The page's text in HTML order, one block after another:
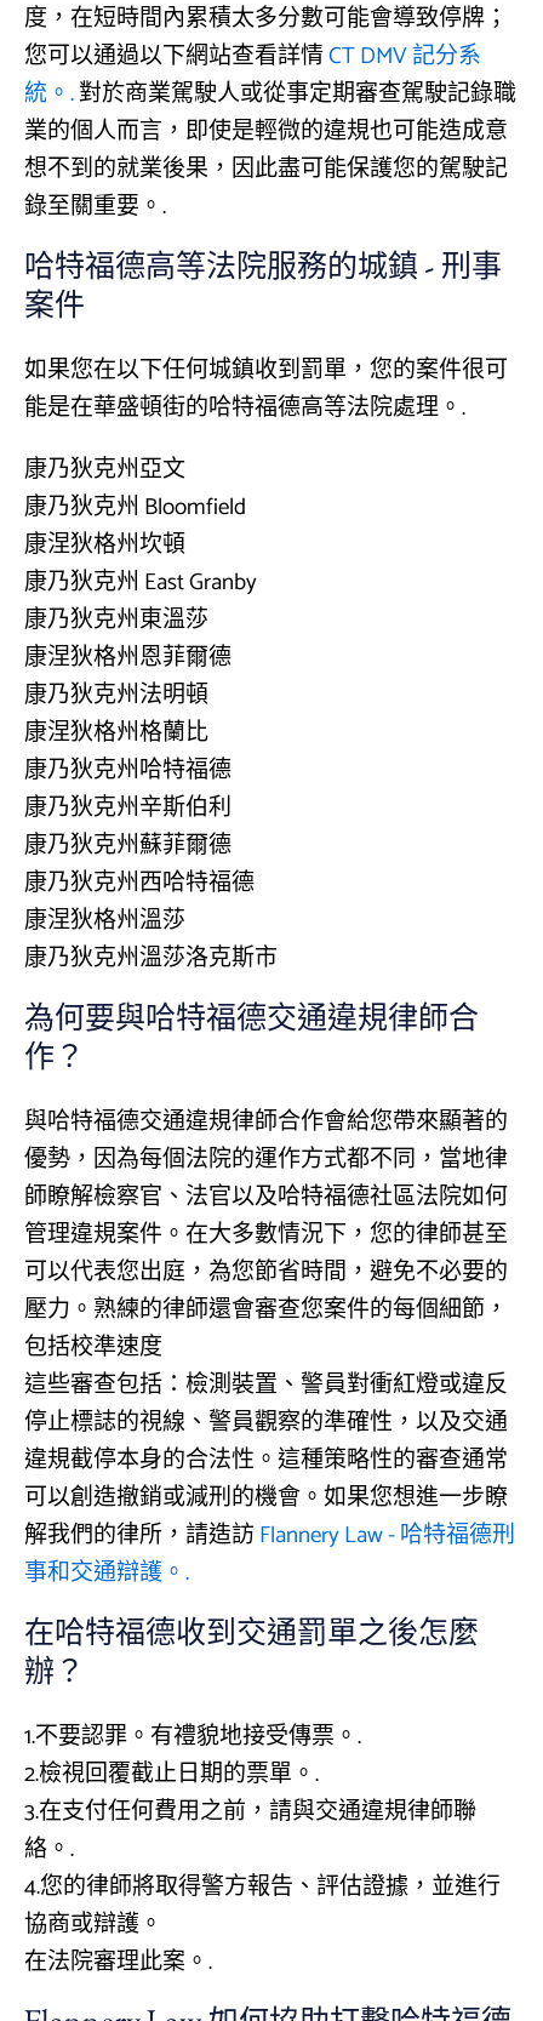
度，在短時間內累積太多分數可能會導致停牌；
您可以通過以下網站查看詳情CT DMV 記分系
統。.對於商業駕駛人或從事定期審查駕駛記錄職
業的個人而言，即使是輕微的違規也可能造成意
想不到的就業後果，因此盡可能保護您的駕駛記
錄至關重要。.
哈特福德高等法院服務的城鎮 - 刑事
案件
如果您在以下任何城鎮收到罰單，您的案件很可
能是在華盛頓街的哈特福德高等法院處理。.
康乃狄克州亞文
康乃狄克州 Bloomfield
康涅狄格州坎頓
康乃狄克州 East Granby
康乃狄克州東溫莎
康涅狄格州恩菲爾德
康乃狄克州法明頓
康涅狄格州格蘭比
康乃狄克州哈特福德
康乃狄克州辛斯伯利
康乃狄克州蘇菲爾德
康乃狄克州西哈特福德
康涅狄格州溫莎
康乃狄克州溫莎洛克斯市
為何要與哈特福德交通違規律師合
作？
與哈特福德交通違規律師合作會給您帶來顯著的
優勢，因為每個法院的運作方式都不同，當地律
師瞭解檢察官、法官以及哈特福德社區法院如何
管理違規案件。在大多數情況下，您的律師甚至
可以代表您出庭，為您節省時間，避免不必要的
壓力。熟練的律師還會審查您案件的每個細節，
包括校準速度
這些審查包括：檢測裝置、警員對衝紅燈或違反
停止標誌的視線、警員觀察的準確性，以及交通
違規截停本身的合法性。這種策略性的審查通常
可以創造撤銷或減刑的機會。如果您想進一步瞭
解我們的律所，請造訪Flannery Law - 哈特福德刑
事和交通辯護。.
在哈特福德收到交通罰單之後怎麼
辦？
1.不要認罪。有禮貌地接受傳票。.
2.檢視回覆截止日期的票單。.
3.在支付任何費用之前，請與交通違規律師聯
絡。.
4.您的律師將取得警方報告、評估證據，並進行
協商或辯護。
在法院審理此案。.